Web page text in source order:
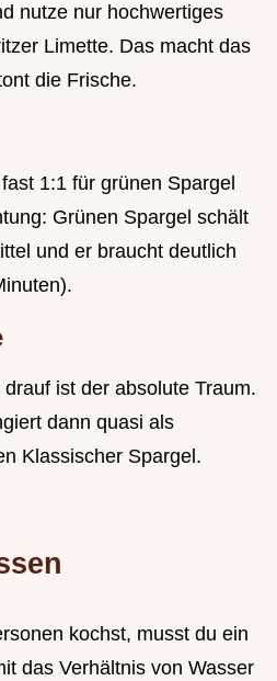
nutze nur hochwertiges
Limette. Das macht das
die Frische.
1:1 für grünen Spargel
Grünen Spargel schält
und er braucht deutlich
ist der absolute Traum.
dann quasi als
Klassischer Spargel.
kochst, musst du ein
das Verhältnis von Wasser